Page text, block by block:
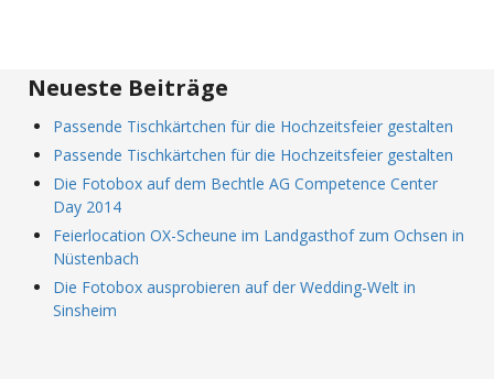
Neueste Beiträge
Passende Tischkärtchen für die Hochzeitsfeier gestalten
Passende Tischkärtchen für die Hochzeitsfeier gestalten
Die Fotobox auf dem Bechtle AG Competence Center
Day 2014
Feierlocation OX-Scheune im Landgasthof zum Ochsen in
Nüstenbach
Die Fotobox ausprobieren auf der Wedding-Welt in
Sinsheim